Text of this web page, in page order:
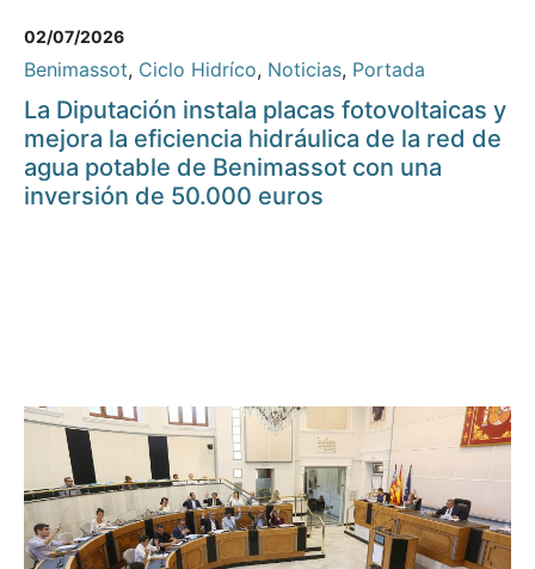
02/07/2026
Benimassot, Ciclo Hidríco, Noticias, Portada
La Diputación instala placas fotovoltaicas y
mejora la eficiencia hidráulica de la red de
agua potable de Benimassot con una
inversión de 50.000 euros